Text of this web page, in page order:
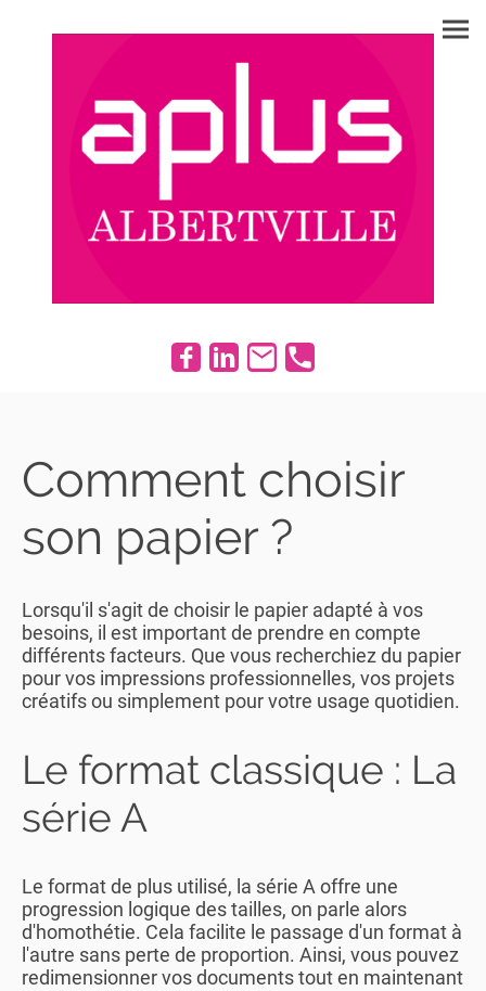
Comment choisir
son papier ?
Lorsqu'il s'agit de choisir le papier adapté à vos
besoins, il est important de prendre en compte
différents facteurs. Que vous recherchiez du papier
pour vos impressions professionnelles, vos projets
créatifs ou simplement pour votre usage quotidien.
Le format classique : La
série A
Le format de plus utilisé, la série A offre une
progression logique des tailles, on parle alors
d'homothétie. Cela facilite le passage d'un format à
l'autre sans perte de proportion. Ainsi, vous pouvez
redimensionner vos documents tout en maintenant